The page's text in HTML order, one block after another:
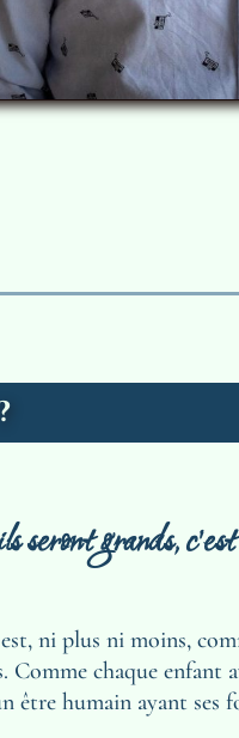
seront grands,
ni plus ni moins,
Comme chaque
humain ayant ses